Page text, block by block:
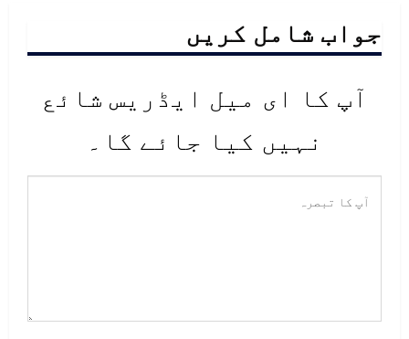
جواب شامل کریں
آپ کا ای میل ایڈریس شائع
نہیں کیا جائے گا۔